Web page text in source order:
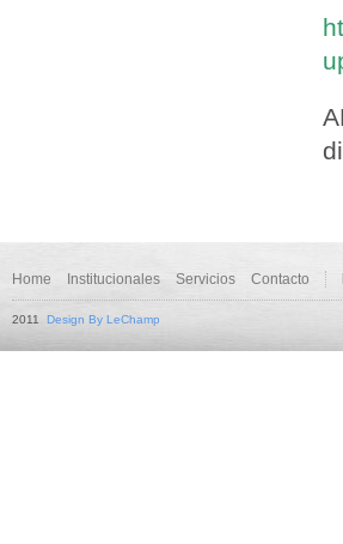
Home Institucionales Servicios Contacto
2011 Design By LeChamp